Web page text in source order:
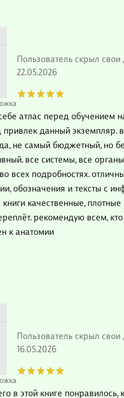
Пользователь скрыл
22.05.2026
атлас перед обучением
привлек данный экземпляр.
не самый бюджетный, но
все системы, все
всех подробностях.
обозначения и тексты с
качественные, плотные
рекомендую всем,
к анатомии
Пользователь скрыл
16.05.2026
в этой книге понравилось,